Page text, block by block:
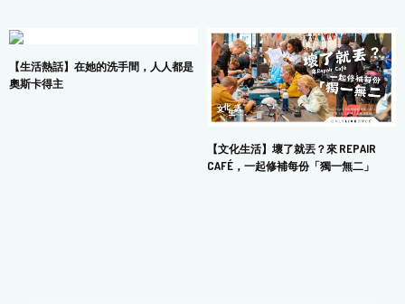
【生活熱話】在她的洗手間，人人都是
奧斯卡得主
【文化生活】壞了就丟？來 REPAIR
CAFÉ，一起修補每份「獨一無二」